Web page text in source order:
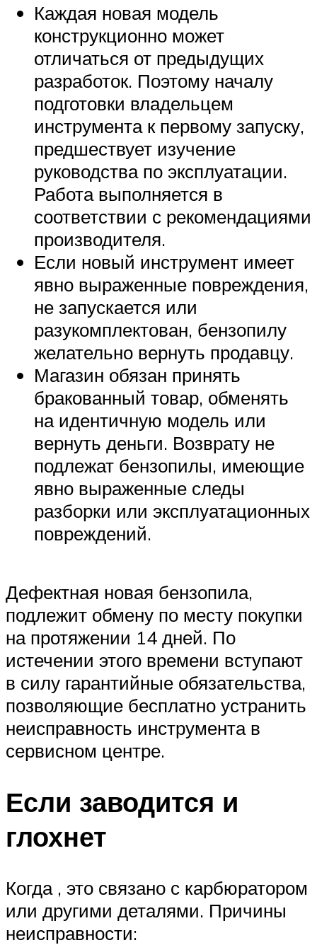
Каждая новая модель
конструкционно может
отличаться от предыдущих
разработок. Поэтому началу
подготовки владельцем
инструмента к первому запуску,
предшествует изучение
руководства по эксплуатации.
Работа выполняется в
соответствии с рекомендациями
производителя.
Если новый инструмент имеет
явно выраженные повреждения,
не запускается или
разукомплектован, бензопилу
желательно вернуть продавцу.
Магазин обязан принять
бракованный товар, обменять
на идентичную модель или
вернуть деньги. Возврату не
подлежат бензопилы, имеющие
явно выраженные следы
разборки или эксплуатационных
повреждений.
Дефектная новая бензопила,
подлежит обмену по месту покупки
на протяжении 14 дней. По
истечении этого времени вступают
в силу гарантийные обязательства,
позволяющие бесплатно устранить
неисправность инструмента в
сервисном центре.
Если заводится и
глохнет
Когда , это связано с карбюратором
или другими деталями. Причины
неисправности: